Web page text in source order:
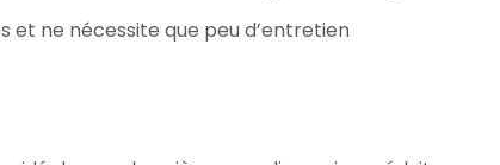
et ne nécessite que peu d’entretien